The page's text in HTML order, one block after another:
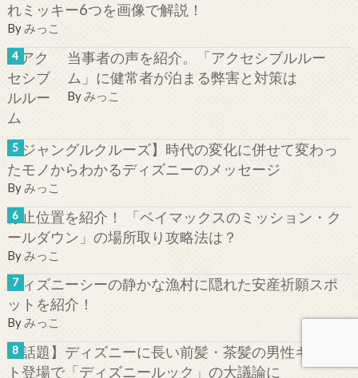
れミッキー6つを画像で解説！
Byみっこ
当事者の声を紹介。「アクセシブルルー
ム」に健常者が泊まる弊害と対策は
Byみっこ
【ジャングルクルーズ】時代の変化に併せて変わっ
たモノからわかるディズニーのメッセージ
Byみっこ
停止位置を紹介！ 「ベイマックスのミッション・ク
ールダウン」の場所取り攻略法は？
Byみっこ
ディズニーシーの静かな漁村に隠れた安産祈願スポ
ットを紹介！
Byみっこ
【話題】ディズニーに長い前髪・茶髪の男性キャス
ト登場で「ディズニールック」の大議論に